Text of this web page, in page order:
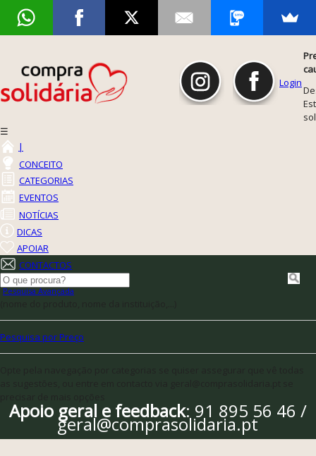
Login
☰
|
CONCEITO
CATEGORIAS
EVENTOS
NOTÍCIAS
DICAS
APOIAR
CONTACTOS
Pesquisa Avançada
Pesquisa por Preço
Apoio geral e feedback: 91 895 56 46 /
geral@comprasolidaria.pt